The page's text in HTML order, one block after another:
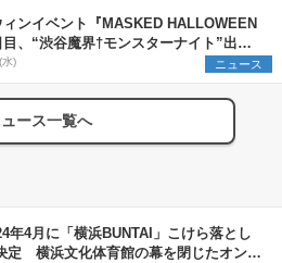
ンイベント『MASKED HALLOWEEN
、“渋谷魔界†モンスターナイト”出演6
) ニュース
ース一覧へ
年4月に「横浜BUNTAI」こけら落とし
定 横浜文化体育館の幕を閉じたオンラ